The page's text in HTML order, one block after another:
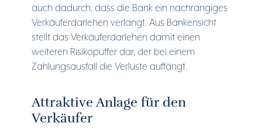
auch dadurch, dass die Bank ein nachrangiges
Verkäuferdarlehen verlangt. Aus Bankensicht
stellt das Verkäuferdarlehen damit einen
weiteren Risikopuffer dar, der bei einem
Zahlungsausfall die Verluste auffängt.
Attraktive Anlage für den
Verkäufer